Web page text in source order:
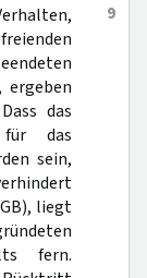
9
ergeben
das
für das
sein,
liegt
fern.